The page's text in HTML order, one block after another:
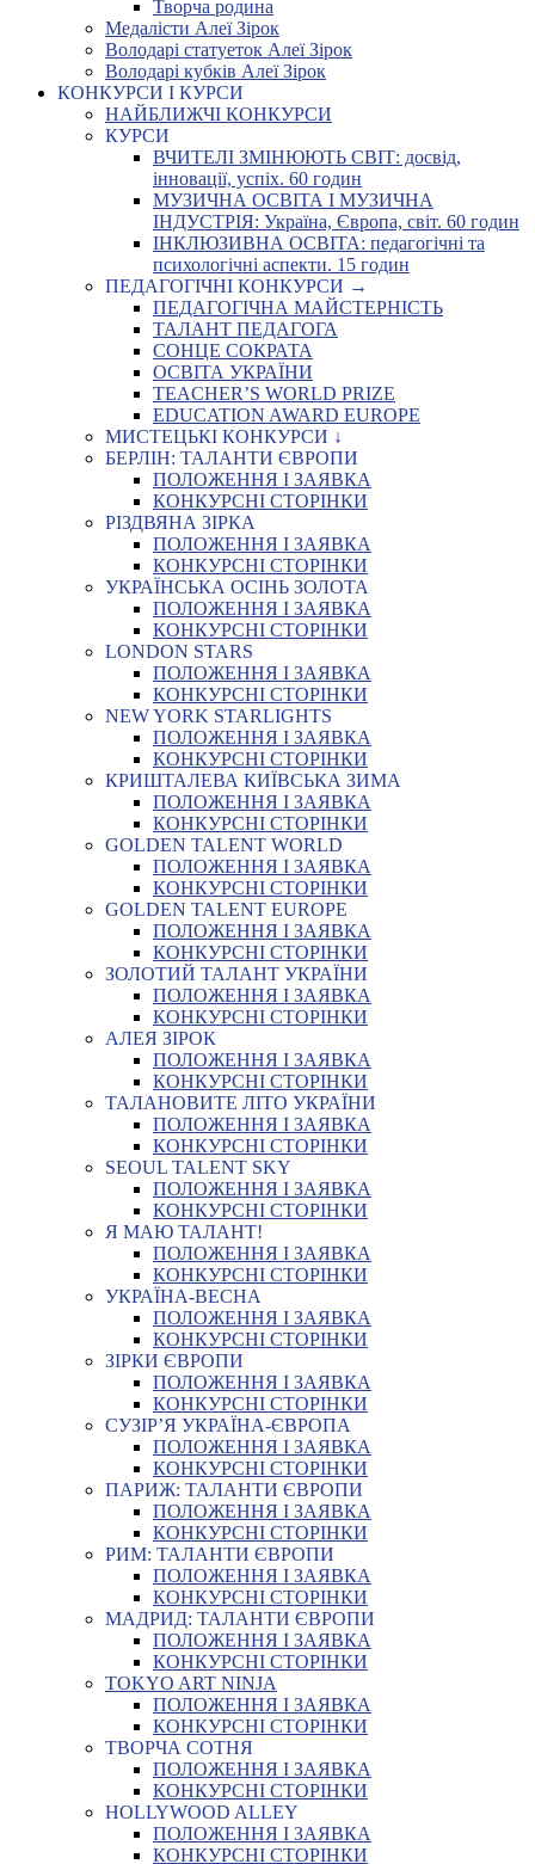
Творча родина
Медалісти Алеї Зірок
Володарі статуеток Алеї Зірок
Володарі кубків Алеї Зірок
КОНКУРСИ І КУРСИ
НАЙБЛИЖЧІ КОНКУРСИ
КУРСИ
ВЧИТЕЛІ ЗМІНЮЮТЬ СВІТ: досвід,
інновації, успіх. 60 годин
МУЗИЧНА ОСВІТА І МУЗИЧНА
ІНДУСТРІЯ: Україна, Європа, світ. 60 годин
ІНКЛЮЗИВНА ОСВІТА: педагогічні та
психологічні аспекти. 15 годин
ПЕДАГОГІЧНІ КОНКУРСИ →
ПЕДАГОГІЧНА МАЙСТЕРНІСТЬ
ТАЛАНТ ПЕДАГОГА
СОНЦЕ СОКРАТА
ОСВІТА УКРАЇНИ
TEACHER’S WORLD PRIZE
EDUCATION AWARD EUROPE
МИСТЕЦЬКІ КОНКУРСИ ↓
БЕРЛІН: ТАЛАНТИ ЄВРОПИ
ПОЛОЖЕННЯ І ЗАЯВКА
КОНКУРСНІ СТОРІНКИ
РІЗДВЯНА ЗІРКА
ПОЛОЖЕННЯ І ЗАЯВКА
КОНКУРСНІ СТОРІНКИ
УКРАЇНСЬКА ОСІНЬ ЗОЛОТА
ПОЛОЖЕННЯ І ЗАЯВКА
КОНКУРСНІ СТОРІНКИ
LONDON STARS
ПОЛОЖЕННЯ І ЗАЯВКА
КОНКУРСНІ СТОРІНКИ
NEW YORK STARLIGHTS
ПОЛОЖЕННЯ І ЗАЯВКА
КОНКУРСНІ СТОРІНКИ
КРИШТАЛЕВА КИЇВСЬКА ЗИМА
ПОЛОЖЕННЯ І ЗАЯВКА
КОНКУРСНІ СТОРІНКИ
GOLDEN TALENT WORLD
ПОЛОЖЕННЯ І ЗАЯВКА
КОНКУРСНІ СТОРІНКИ
GOLDEN TALENT EUROPE
ПОЛОЖЕННЯ І ЗАЯВКА
КОНКУРСНІ СТОРІНКИ
ЗОЛОТИЙ ТАЛАНТ УКРАЇНИ
ПОЛОЖЕННЯ І ЗАЯВКА
КОНКУРСНІ СТОРІНКИ
АЛЕЯ ЗІРОК
ПОЛОЖЕННЯ І ЗАЯВКА
КОНКУРСНІ СТОРІНКИ
ТАЛАНОВИТЕ ЛІТО УКРАЇНИ
ПОЛОЖЕННЯ І ЗАЯВКА
КОНКУРСНІ СТОРІНКИ
SEOUL TALENT SKY
ПОЛОЖЕННЯ І ЗАЯВКА
КОНКУРСНІ СТОРІНКИ
Я МАЮ ТАЛАНТ!
ПОЛОЖЕННЯ І ЗАЯВКА
КОНКУРСНІ СТОРІНКИ
УКРАЇНА-ВЕСНА
ПОЛОЖЕННЯ І ЗАЯВКА
КОНКУРСНІ СТОРІНКИ
ЗІРКИ ЄВРОПИ
ПОЛОЖЕННЯ І ЗАЯВКА
КОНКУРСНІ СТОРІНКИ
СУЗІР’Я УКРАЇНА-ЄВРОПА
ПОЛОЖЕННЯ І ЗАЯВКА
КОНКУРСНІ СТОРІНКИ
ПАРИЖ: ТАЛАНТИ ЄВРОПИ
ПОЛОЖЕННЯ І ЗАЯВКА
КОНКУРСНІ СТОРІНКИ
РИМ: ТАЛАНТИ ЄВРОПИ
ПОЛОЖЕННЯ І ЗАЯВКА
КОНКУРСНІ СТОРІНКИ
МАДРИД: ТАЛАНТИ ЄВРОПИ
ПОЛОЖЕННЯ І ЗАЯВКА
КОНКУРСНІ СТОРІНКИ
TOKYO ART NINJA
ПОЛОЖЕННЯ І ЗАЯВКА
КОНКУРСНІ СТОРІНКИ
ТВОРЧА СОТНЯ
ПОЛОЖЕННЯ І ЗАЯВКА
КОНКУРСНІ СТОРІНКИ
HOLLYWOOD ALLEY
ПОЛОЖЕННЯ І ЗАЯВКА
КОНКУРСНІ СТОРІНКИ